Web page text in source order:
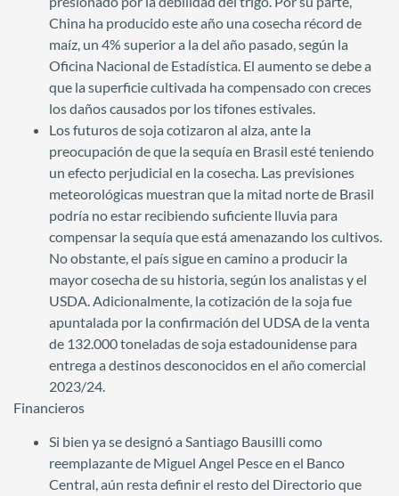
China ha producido este año una cosecha récord de
maíz, un 4% superior a la del año pasado, según la
Oficina Nacional de Estadística. El aumento se debe a
que la superficie cultivada ha compensado con creces
los daños causados por los tifones estivales.
Los futuros de soja cotizaron al alza, ante la
preocupación de que la sequía en Brasil esté teniendo
un efecto perjudicial en la cosecha. Las previsiones
meteorológicas muestran que la mitad norte de Brasil
podría no estar recibiendo suficiente lluvia para
compensar la sequía que está amenazando los cultivos.
No obstante, el país sigue en camino a producir la
mayor cosecha de su historia, según los analistas y el
USDA. Adicionalmente, la cotización de la soja fue
apuntalada por la confirmación del UDSA de la venta
de 132.000 toneladas de soja estadounidense para
entrega a destinos desconocidos en el año comercial
2023/24.
Financieros
Si bien ya se designó a Santiago Bausilli como
reemplazante de Miguel Angel Pesce en el Banco
Central, aún resta definir el resto del Directorio que